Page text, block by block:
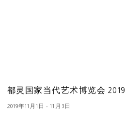
都灵国家当代艺术博览会 2019
2019年11月1日 - 11月3日